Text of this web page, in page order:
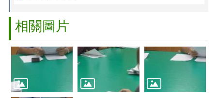
相關圖片